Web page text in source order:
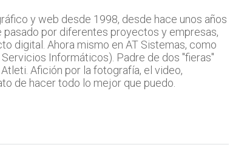
y web desde 1998, desde hace unos años
pasado por diferentes proyectos y empresas,
digital. Ahora mismo en AT Sistemas, como
Servicios Informáticos). Padre de dos "fieras"
Afición por la fotografía, el video,
de hacer todo lo mejor que puedo.